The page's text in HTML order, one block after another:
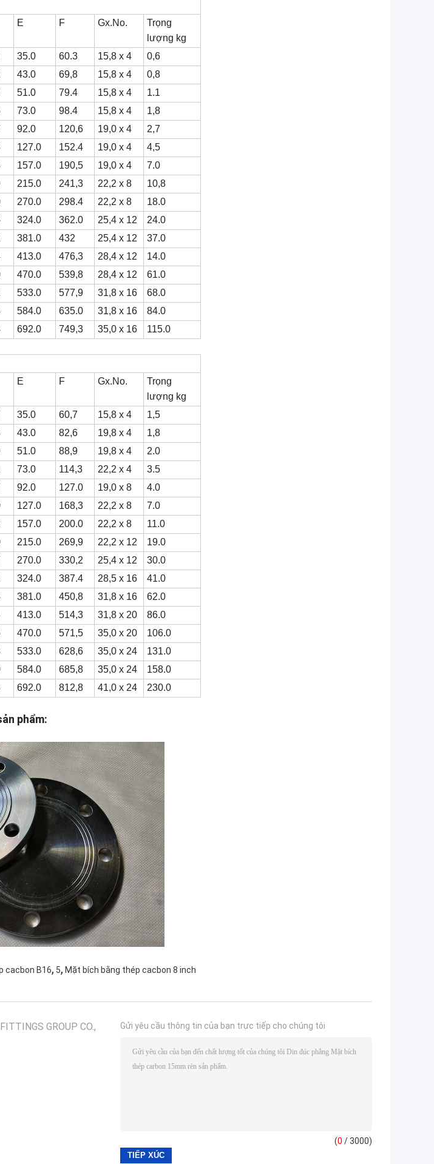
E F Gx.No.
Trọng
lượng kg
35.0 60.3 15,8 x 4
0,6
43.0 69,8 15,8 x 4
0,8
51.0 79.4 15,8 x 4
1.1
73.0 98.4 15,8 x 4
1,8
92.0 120,6 19,0 x 4
2,7
127.0 152.4 19,0 x 4
4,5
157.0 190,5 19,0 x 4
7.0
215.0 241,3 22,2 x 8
10,8
270.0 298.4 22,2 x 8
18.0
324.0 362.0 25,4 x 12
24.0
381.0 432 25,4 x 12
37.0
413.0 476,3 28,4 x 12
14.0
470.0 539,8 28,4 x 12
61.0
533.0 577,9 31,8 x 16
68.0
584.0 635.0 31,8 x 16
84.0
692.0 749,3 35,0 x 16
115.0
E F Gx.No.
Trọng
lượng kg
35.0 60,7 15,8 x 4
1,5
43.0 82,6 19,8 x 4
1,8
51.0 88,9 19,8 x 4
2.0
73.0 114,3 22,2 x 4
3.5
92.0 127.0 19,0 x 8
4.0
127.0 168,3 22,2 x 8
7.0
157.0 200.0 22,2 x 8
11.0
215.0 269,9 22,2 x 12
19.0
270.0 330,2 25,4 x 12
30.0
324.0 387.4 28,5 x 16
41.0
381.0 450,8 31,8 x 16
62.0
413.0 514,3 31,8 x 20
86.0
470.0 571,5 35,0 x 20
106.0
533.0 628,6 35,0 x 24
131.0
584.0 685,8 35,0 x 24
158.0
692.0 812,8 41,0 x 24 230.0
phẩm:
cacbon B16, 5, Mặt bích bằng thép cacbon 8 inch
GROUP CO.,
Gửi yêu cầu thông tin của bạn trực tiếp cho chúng tôi
(0 / 3000)